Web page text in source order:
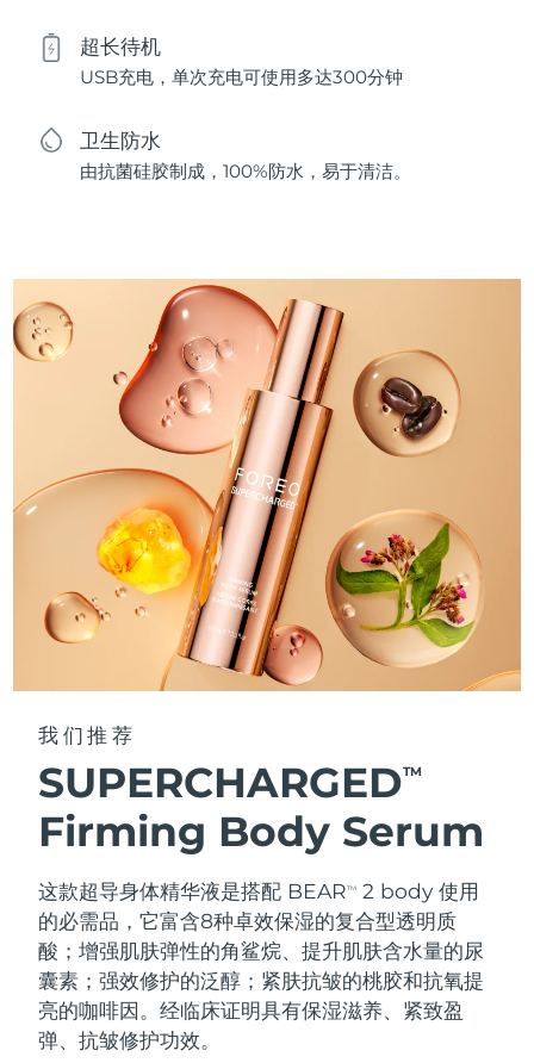
超长待机
USB充电，单次充电可使用多达300分钟
卫生防水
由抗菌硅胶制成，100%防水，易于清洁。
我们推荐
SUPERCHARGEDTM
Firming Body Serum
这款超导身体精华液是搭配 BEARTM
2 body 使用
的必需品，它富含8种卓效保湿的复合型透明质
酸；增强肌肤弹性的角鲨烷、提升肌肤含水量的尿
囊素；强效修护的泛醇；紧肤抗皱的桃胶和抗氧提
亮的咖啡因。经临床证明具有保湿滋养、紧致盈
弹、抗皱修护功效。